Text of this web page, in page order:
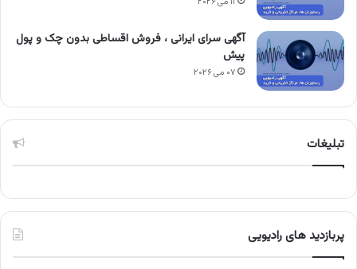
آگهی سرای ایرانی ، فروش اقساطی بدون چک و پول
پیش
۰۷ می ۲۰۲۶
تبلیغات
پربازدید های رادیویی